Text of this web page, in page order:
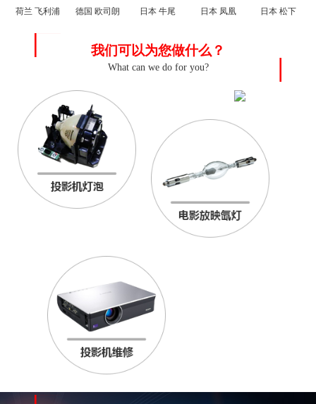
荷兰 飞利浦 德国 欧司朗 日本 牛尾 日本 凤凰 日本 松下
我们可以为您做什么？
What can we do for you?